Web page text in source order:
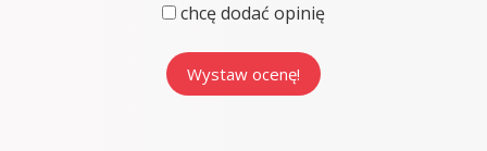
chcę dodać opinię